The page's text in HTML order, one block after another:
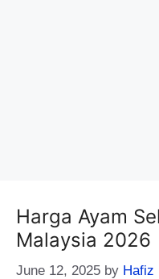
Harga Ayam
Malaysia 2026
June 12, 2025 by Hafiz